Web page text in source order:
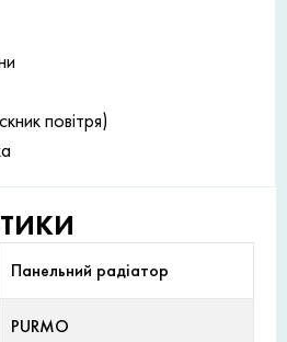
повітря)
Панельний радіатор
PURMO